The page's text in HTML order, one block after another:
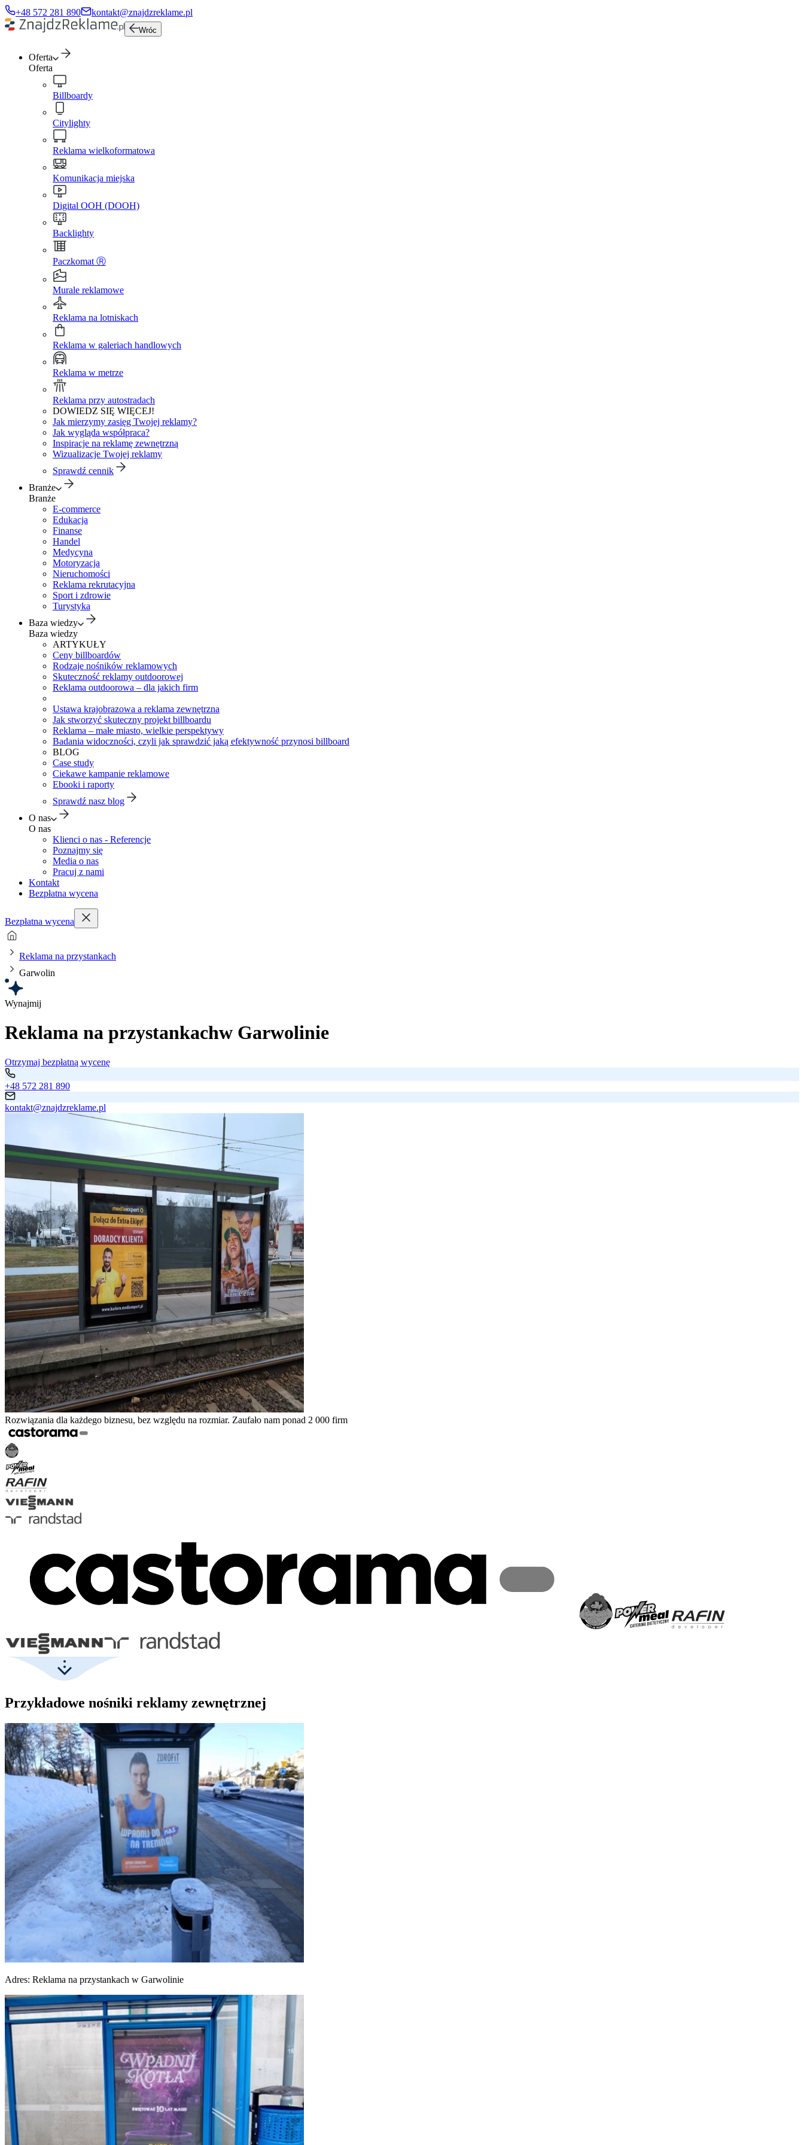
+48 572 281 890 kontakt@znajdzreklame.pl
Wróc
Oferta
Oferta
Billboardy
Citylighty
Reklama wielkoformatowa
Komunikacja miejska
Digital OOH (DOOH)
Backlighty
Paczkomat Ⓡ
Murale reklamowe
Reklama na lotniskach
Reklama w galeriach handlowych
Reklama w metrze
Reklama przy autostradach
DOWIEDZ SIĘ WIĘCEJ!
Jak mierzymy zasięg Twojej reklamy?
Jak wygląda współpraca?
Inspiracje na reklamę zewnętrzną
Wizualizacje Twojej reklamy
Sprawdź cennik
Branże
Branże
E-commerce
Edukacja
Finanse
Handel
Medycyna
Motoryzacja
Nieruchomości
Reklama rekrutacyjna
Sport i zdrowie
Turystyka
Baza wiedzy
Baza wiedzy
ARTYKUŁY
Ceny billboardów
Rodzaje nośników reklamowych
Skuteczność reklamy outdoorowej
Reklama outdoorowa – dla jakich firm
Ustawa krajobrazowa a reklama zewnętrzna
Jak stworzyć skuteczny projekt billboardu
Reklama – małe miasto, wielkie perspektywy
Badania widoczności, czyli jak sprawdzić jaką efektywność przynosi billboard
BLOG
Case study
Ciekawe kampanie reklamowe
Ebooki i raporty
Sprawdź nasz blog
O nas
O nas
Klienci o nas - Referencje
Poznajmy się
Media o nas
Pracuj z nami
Kontakt
Bezpłatna wycena
Bezpłatna wycena
Reklama na przystankach
Garwolin
Wynajmij
Reklama na przystankachw Garwolinie
Otrzymaj bezpłatną wycenę
+48 572 281 890
kontakt@znajdzreklame.pl
Rozwiązania dla każdego biznesu, bez względu na rozmiar. Zaufało nam ponad 2 000 firm
Przykładowe nośniki reklamy zewnętrznej
Adres: Reklama na przystankach w Garwolinie